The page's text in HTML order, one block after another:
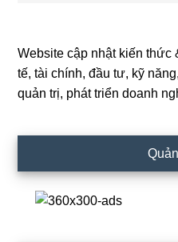
Primary
Sidebar
Website cập nhật kiến thức
tế, tài chính, đầu tư, kỹ
quản trị, phát triển doanh